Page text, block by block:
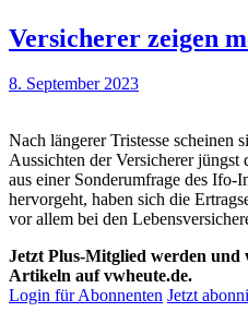
Versicherer zeigen
8. September 2023
Nach längerer Tristesse scheinen
Aussichten der Versicherer
aus einer Sonderumfrage des
hervorgeht, haben sich die
vor allem bei den
Jetzt Plus-Mitglied werden und
Artikeln auf vwheute.de.
Login für Abonnenten Jetzt